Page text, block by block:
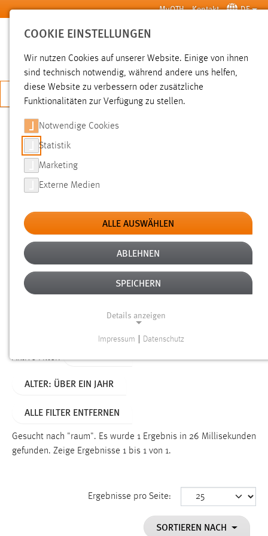
Zum Hauptinhalt springen MyOTH Kontakt DE
SUCHE
JETZT BEWERBEN
SUCHE
FILTER
Typ
Erstellungsdatum
Alter
Aktive Filter:
ALTER: ÜBER EIN JAHR
ALLE FILTER ENTFERNEN
Gesucht nach "raum". Es wurde 1 Ergebnis in 26 Millisekunden
gefunden. Zeige Ergebnisse 1 bis 1 von 1.
Ergebnisse pro Seite:
SORTIEREN NACH
COOKIE EINSTELLUNGEN
Wir nutzen Cookies auf unserer Website. Einige von ihnen
sind technisch notwendig, während andere uns helfen,
diese Website zu verbessern oder zusätzliche
Funktionalitäten zur Verfügung zu stellen.
Notwendige Cookies
Statistik
Marketing
Externe Medien
ALLE AUSWÄHLEN
ABLEHNEN
SPEICHERN
Details anzeigen
Funktionen und sind für die einwandfreie Funktion der
Name:
Dieser Cookie speichert die ausgewählten Einverständnis-
Impressum Datenschutz